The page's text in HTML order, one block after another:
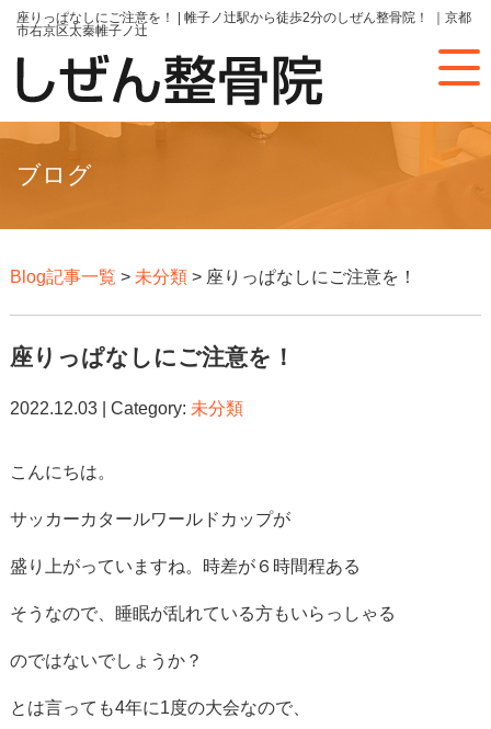
座りっぱなしにご注意を！ | 帷子ノ辻駅から徒歩2分のしぜん整骨院！ ｜京都
市右京区太秦帷子ノ辻
ブログ
Blog記事一覧 > 未分類> 座りっぱなしにご注意を！
座りっぱなしにご注意を！
2022.12.03 | Category: 未分類
こんにちは。
サッカーカタールワールドカップが
盛り上がっていますね。時差が６時間程ある
そうなので、睡眠が乱れている方もいらっしゃる
のではないでしょうか？
とは言っても4年に1度の大会なので、